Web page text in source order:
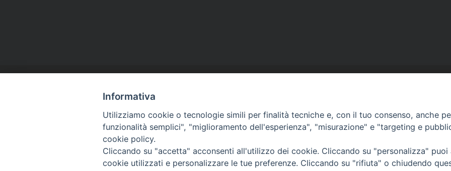
Piazza Giovene 4 – 70056 Molfetta (BA)
Piazza Giovene 4 – 70056 Molfetta (BA)
Informativa
Utilizziamo cookie o tecnologie simili per finalità tecniche e, con il tuo consenso, anche
funzionalità semplici", "miglioramento dell'esperienza", "misurazione" e "targeting e
cookie policy.
Cliccando su "accetta" acconsenti all'utilizzo dei cookie. Cliccando su "personalizza"
cookie utilizzati e personalizzare le tue preferenze. Cliccando su "rifiuta" o chiudendo